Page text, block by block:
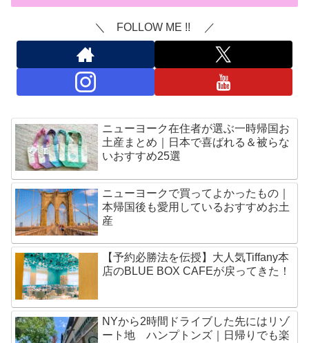
＼ FOLLOW ME !! ／
ニューヨーク在住者が選ぶ一時帰国お
土産まとめ｜日本で喜ばれる＆被らな
いおすすめ25選
ニューヨークで買ってよかったもの｜
本帰国後も愛用しているおすすめお土
産
【予約必勝法を伝授】大人気Tiffany本
店のBLUE BOX CAFEが戻ってきた！
NYから2時間ドライブした先にはリゾ
ート地 ハンプトンズ｜日帰りでも楽